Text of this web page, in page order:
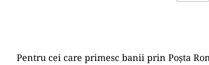
Pentru cei care primesc banii prin Poșta